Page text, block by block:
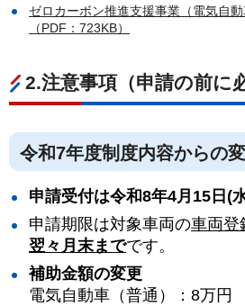
ゼロカーボン推進支援事業（電気自
（PDF：723KB）
2.注意事項（申請の前に
令和7年度制度内容からの
申請受付は令和8年4月15日(
申請期限は対象車両の車両登
翌々月末までです。
補助金額の変更
電気自動車（普通）：8万円